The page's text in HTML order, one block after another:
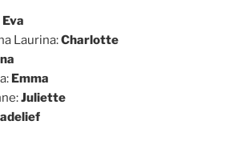
Eva
Laurina:Charlotte
Emma
Juliette